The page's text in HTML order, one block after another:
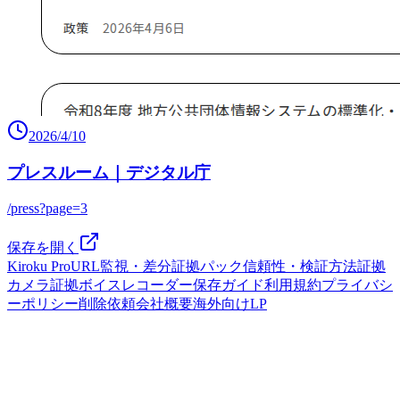
2026/4/10
プレスルーム｜デジタル庁
/press?page=3
保存を開く
Kiroku ProURL監視・差分証拠パック信頼性・検証方法証拠
カメラ証拠ボイスレコーダー保存ガイド利用規約プライバシ
ーポリシー削除依頼会社概要海外向けLP